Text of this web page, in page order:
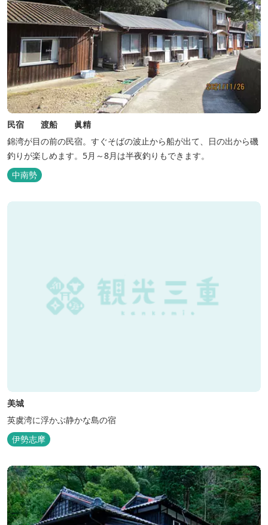
民宿 渡船 眞精
錦湾が目の前の民宿。すぐそばの波止から船が出て、日の出から磯
釣りが楽しめます。5月～8月は半夜釣りもできます。
中南勢
美城
英虞湾に浮かぶ静かな島の宿
伊勢志摩